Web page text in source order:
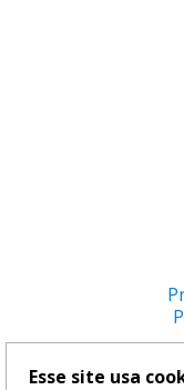
Esse site usa